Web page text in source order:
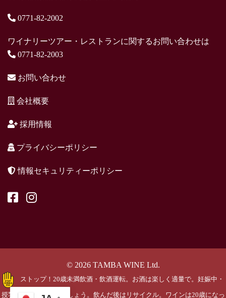
0771-82-2002
ワイナリーツアー・レストランに関するお問い合わせは
0771-82-2003
お問い合わせ
会社概要
採用情報
プライバシーポリシー
情報セキュリティーポリシー
© 2026 TAMBA WINE Ltd.
ストップ！20歳未満飲酒・飲酒運転。お酒は楽しく適量で。妊娠中・
授乳期の飲酒はやめましょう。飲んだ後はリサイクル。ワインは20歳になっ